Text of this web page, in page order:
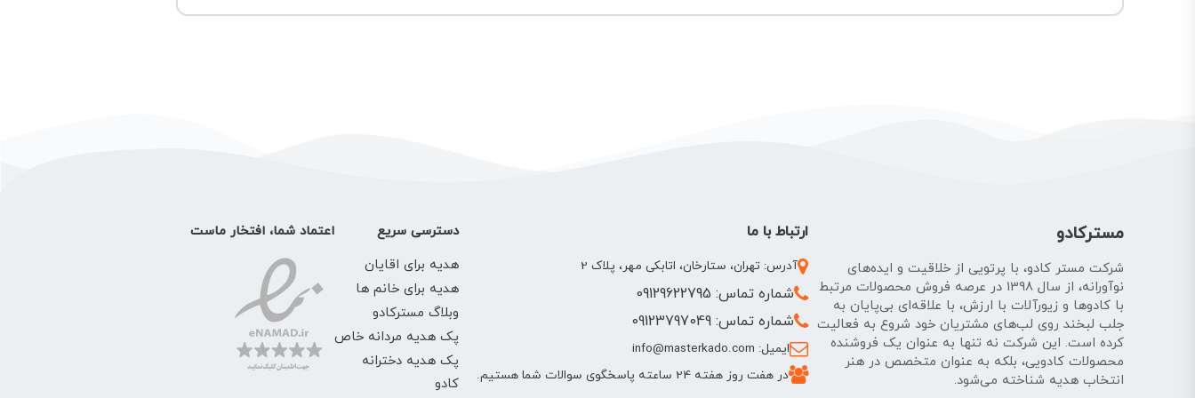
مسترکادو
شرکت مستر کادو، با پرتویی از خلاقیت و ایده‌های
نوآورانه، از سال 1398 در عرصه فروش محصولات مرتبط
با کادوها و زیورآلات با ارزش، با علاقه‌ای بی‌پایان به
جلب لبخند روی لب‌های مشتریان خود شروع به فعالیت
کرده است. این شرکت نه تنها به عنوان یک فروشنده
محصولات کادویی، بلکه به عنوان متخصص در هنر
انتخاب هدیه شناخته می‌شود.
ارتباط با ما
آدرس: تهران، ستارخان، اتابکی مهر، پلاک 2
شماره تماس: 09129622795
شماره تماس: 09123797049
ایمیل: info@masterkado.com
در هفت روز هفته 24 ساعته پاسخگوی سوالات شما هستیم.
دسترسی سریع
هدیه برای اقایان
هدیه برای خانم ها
وبلاگ مسترکادو
پک هدیه مردانه خاص
پک هدیه دخترانه
کادو
اعتماد شما، افتخار ماست